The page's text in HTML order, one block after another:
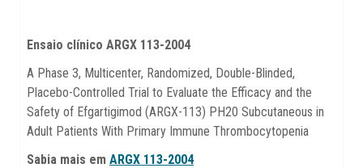
Ensaio clínico ARGX 113-2004
A Phase 3, Multicenter, Randomized, Double-Blinded,
Placebo-Controlled Trial to Evaluate the Efficacy and the
Safety of Efgartigimod (ARGX-113) PH20 Subcutaneous in
Adult Patients With Primary Immune Thrombocytopenia
Sabia mais emARGX 113-2004